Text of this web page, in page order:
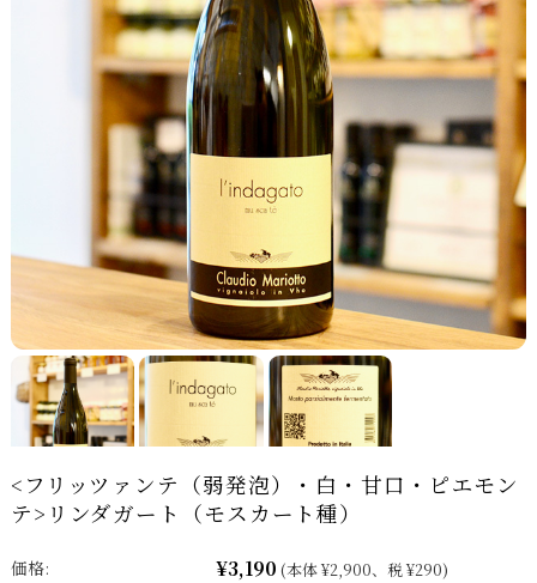
<フリッツァンテ（弱発泡）・白・甘口・ピエモン
テ>リンダガート（モスカート種）
価格: ¥3,190 (本体 ¥2,900、税 ¥290)